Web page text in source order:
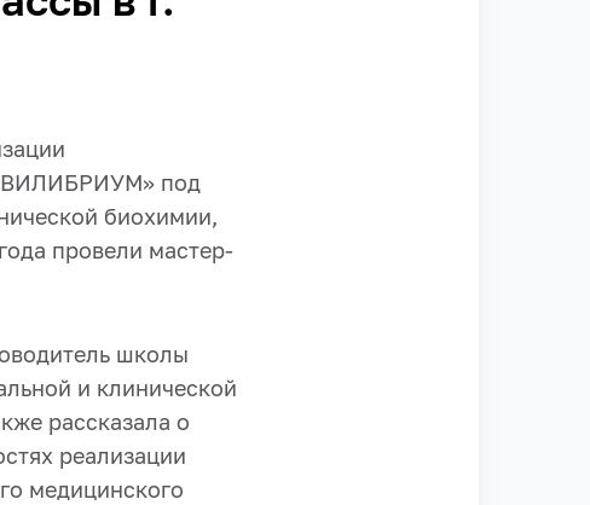
под
биохимии,
провели мастер-
школы
и клинической
рассказала о
реализации
медицинского